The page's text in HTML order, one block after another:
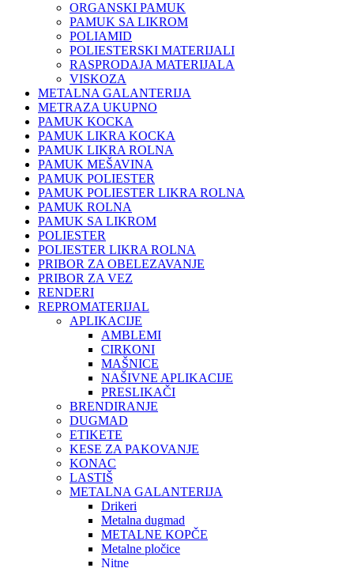
ORGANSKI PAMUK
PAMUK SA LIKROM
POLIAMID
POLIESTERSKI MATERIJALI
RASPRODAJA MATERIJALA
VISKOZA
METALNA GALANTERIJA
METRAZA UKUPNO
PAMUK KOCKA
PAMUK LIKRA KOCKA
PAMUK LIKRA ROLNA
PAMUK MEŠAVINA
PAMUK POLIESTER
PAMUK POLIESTER LIKRA ROLNA
PAMUK ROLNA
PAMUK SA LIKROM
POLIESTER
POLIESTER LIKRA ROLNA
PRIBOR ZA OBELEZAVANJE
PRIBOR ZA VEZ
RENDERI
REPROMATERIJAL
APLIKACIJE
AMBLEMI
CIRKONI
MAŠNICE
NAŠIVNE APLIKACIJE
PRESLIKAČI
BRENDIRANJE
DUGMAD
ETIKETE
KESE ZA PAKOVANJE
KONAC
LASTIŠ
METALNA GALANTERIJA
Drikeri
Metalna dugmad
METALNE KOPČE
Metalne pločice
Nitne